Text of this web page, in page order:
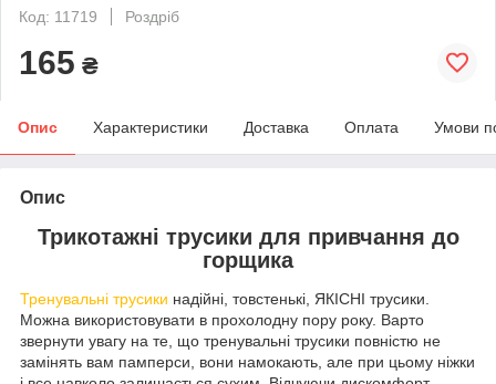
Код: 11719
Роздріб
165 ₴
Опис Характеристики Доставка Оплата Умови
Опис
Трикотажні трусики для привчання до
горщика
Тренувальні трусики надійні, товстенькі, ЯКІСНІ трусики.
Можна використовувати в прохолодну пору року. Варто
звернути увагу на те, що тренувальні трусики повністю не
замінять вам памперси, вони намокають, але при цьому ніжки